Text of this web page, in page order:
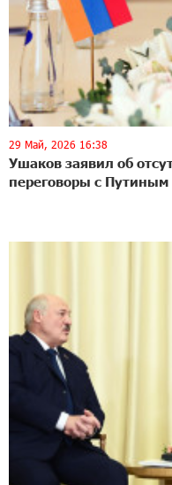
29 Май, 2026 16:38
Ушаков заявил об
переговоры с